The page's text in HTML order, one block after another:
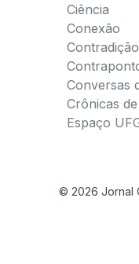
Ciência
Conexão
Contradição
Conversas
Crônicas
Espaço
© 2026 Jornal